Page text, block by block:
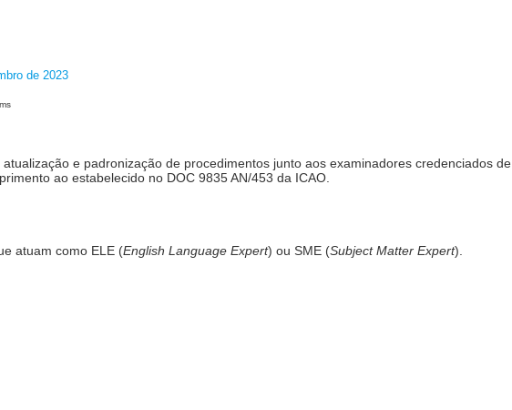
de 2023
e padronização de procedimentos junto aos examinadores credenciados de
ao estabelecido no DOC 9835 AN/453 da ICAO.
atuam como ELE (English Language Expert) ou SME (Subject Matter Expert).